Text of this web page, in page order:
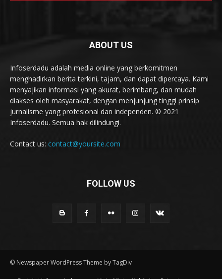
ABOUT US
Infoserdadu adalah media online yang berkomitmen
menghadirkan berita terkini, tajam, dan dapat dipercaya. Kami
menyajikan informasi yang akurat, berimbang, dan mudah
diakses oleh masyarakat, dengan menjunjung tinggi prinsip
jurnalisme yang profesional dan independen. © 2021
Infoserdadu. Semua hak dilindungi.
Contact us: contact@yoursite.com
FOLLOW US
© Newspaper WordPress Theme by TagDiv